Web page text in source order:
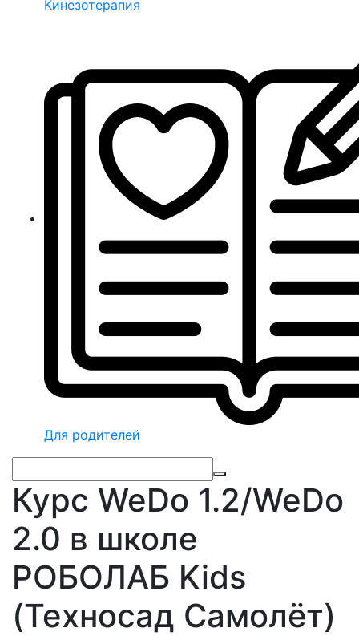
Кинезотерапия
Для родителей
Курс WeDo 1.2/WeDo
2.0 в школе
РОБОЛАБ Kids
(Техносад Самолёт)